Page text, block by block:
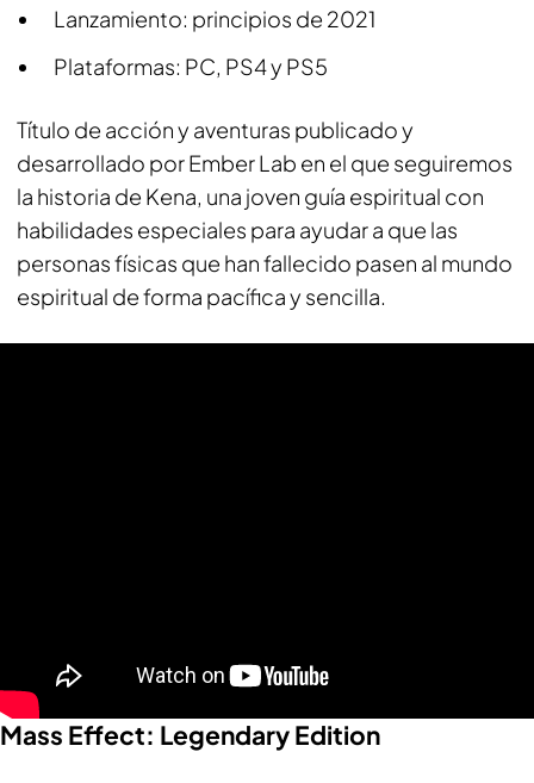
Lanzamiento: principios de 2021
Plataformas: PC, PS4 y PS5
Título de acción y aventuras publicado y
desarrollado por Ember Lab en el que seguiremos
la historia de Kena, una joven guía espiritual con
habilidades especiales para ayudar a que las
personas físicas que han fallecido pasen al mundo
espiritual de forma pacífica y sencilla.
Mass Effect: Legendary Edition